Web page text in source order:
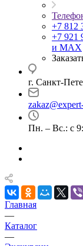
+7 812
+7 921
и MAX
г. Санкт-
Пн. – Вс.: с
Главная
—
Каталог
—